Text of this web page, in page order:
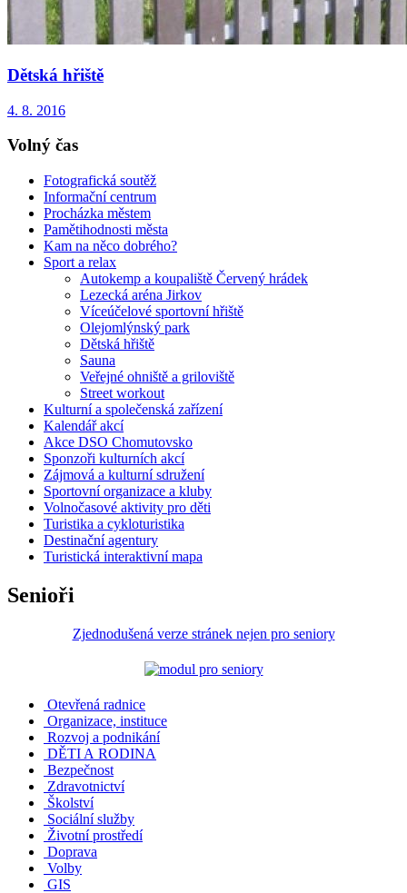
Dětská hřiště
4. 8. 2016
Volný čas
Fotografická soutěž
Informační centrum
Procházka městem
Pamětihodnosti města
Kam na něco dobrého?
Sport a relax
Autokemp a koupaliště Červený hrádek
Lezecká aréna Jirkov
Víceúčelové sportovní hřiště
Olejomlýnský park
Dětská hřiště
Sauna
Veřejné ohniště a griloviště
Street workout
Kulturní a společenská zařízení
Kalendář akcí
Akce DSO Chomutovsko
Sponzoři kulturních akcí
Zájmová a kulturní sdružení
Sportovní organizace a kluby
Volnočasové aktivity pro děti
Turistika a cykloturistika
Destinační agentury
Turistická interaktivní mapa
Senioři
Zjednodušená verze stránek nejen pro seniory
Otevřená radnice
Organizace, instituce
Rozvoj a podnikání
DĚTI A RODINA
Bezpečnost
Zdravotnictví
Školství
Sociální služby
Životní prostředí
Doprava
Volby
GIS